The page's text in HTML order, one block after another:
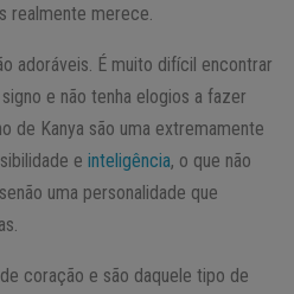
realmente merece.
adoráveis. É muito difícil encontrar
e não tenha elogios a fazer
de Kanya são uma extremamente
e inteligência, o que não
uma personalidade que
coração e são daquele tipo de